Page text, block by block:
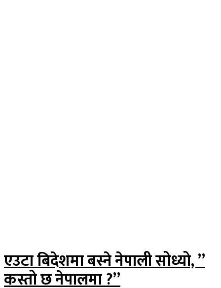
एउटा बिदेशमा बस्ने नेपाली सोध्यो, ”
कस्तो छ नेपालमा ?”